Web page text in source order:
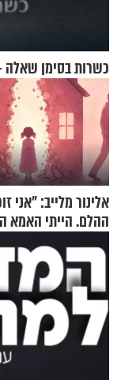
כשרות בסימן שאלה
אלינור מלייב: "אני
ההלם. הייתי האמא
הבית"